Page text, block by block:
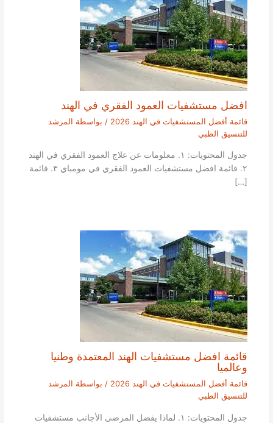
افضل مستشفيات العمود الفقري في الهند
قائمة أفضل المستشفيات في الهند 2026 / بواسطة المرشد
للتنسيق الطبي
جدول المحتويات: ١. معلومات عن علاج العمود الفقري في الهند
٢. قائمة افضل مستشفيات العمود الفقري في مومباي ٣. قائمة
[…]
قائمة افضل مستشفيات الهند المعتمدة وطنيا
وعالميا
قائمة أفضل المستشفيات في الهند 2026 / بواسطة المرشد
للتنسيق الطبي
جدول المحتويات: ١. لماذا يفضل المرضى الأجانب مستشفيات